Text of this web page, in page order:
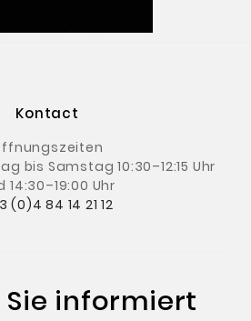
Kontact
bis Samstag 10:30–12:15 Uhr
14:30–19:00 Uhr
(0)4 84 14 21 12
Sie informiert